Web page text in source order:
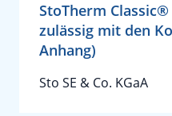
StoTherm
zulässig mit den
Anhang)
Sto SE & Co. KGaA